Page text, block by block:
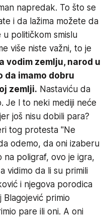
napredak. To što se
i da lažima možete da
političkom smislu
više niste važni, to je
vodim zemlju, narod u
da imamo dobru
zemlji. Nastaviću da
Je l to neki mediji neće
još nisu dobili para?
tog protesta "Ne
odemo, da oni izaberu
na poligraf, ovo je igra,
vidimo da li su primili
i njegova porodica
primio
pare ili oni. A oni